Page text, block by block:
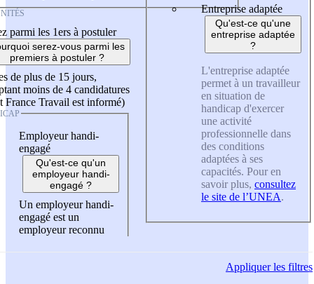
parmi les 1ers à postuler
serez-vous parmi les
premiers à postuler ?
de plus de 15 jours,
moins de 4 candidatures
France Travail est informé)
Employeur handi-
engagé
Qu'est-ce qu'un
employeur handi-
engagé ?
Un employeur handi-
engagé est un
employeur reconnu
Entreprise adaptée
Qu'est-ce qu'une
entreprise adaptée
?
L'entreprise adaptée
permet à un travailleur
en situation de
handicap d'exercer
une activité
professionnelle dans
des conditions
adaptées à ses
capacités. Pour en
savoir plus, consultez
le site de l’UNEA.
Appliquerles filtres